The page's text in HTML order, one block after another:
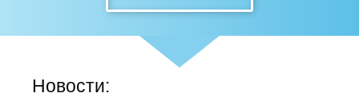
Редакционная этика
Информация для авторов
Общие требования
Новости: